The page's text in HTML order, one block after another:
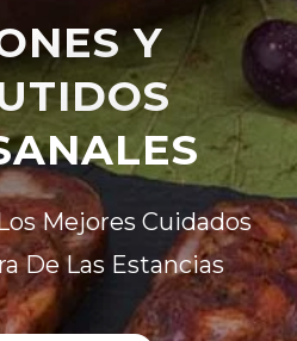
Y
Mejores Cuidados
De Las Estancias